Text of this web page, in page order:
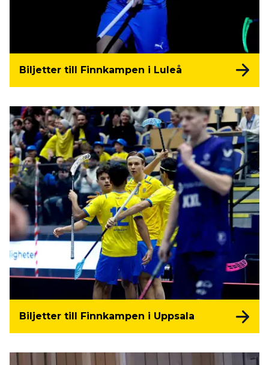
Biljetter till Finnkampen i Luleå
Biljetter till Finnkampen i Uppsala